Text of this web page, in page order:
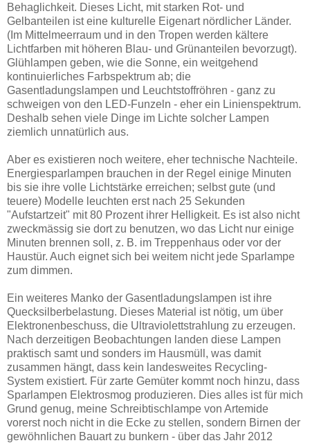
Behaglichkeit. Dieses Licht, mit starken Rot- und
Gelbanteilen ist eine kulturelle Eigenart nördlicher Länder.
(Im Mittelmeerraum und in den Tropen werden kältere
Lichtfarben mit höheren Blau- und Grünanteilen bevorzugt).
Glühlampen geben, wie die Sonne, ein weitgehend
kontinuierliches Farbspektrum ab; die
Gasentladungslampen und Leuchtstoffröhren - ganz zu
schweigen von den LED-Funzeln - eher ein Linienspektrum.
Deshalb sehen viele Dinge im Lichte solcher Lampen
ziemlich unnatürlich aus.
Aber es existieren noch weitere, eher technische Nachteile.
Energiesparlampen brauchen in der Regel einige Minuten
bis sie ihre volle Lichtstärke erreichen; selbst gute (und
teuere) Modelle leuchten erst nach 25 Sekunden
"Aufstartzeit" mit 80 Prozent ihrer Helligkeit. Es ist also nicht
zweckmässig sie dort zu benutzen, wo das Licht nur einige
Minuten brennen soll, z. B. im Treppenhaus oder vor der
Haustür. Auch eignet sich bei weitem nicht jede Sparlampe
zum dimmen.
Ein weiteres Manko der Gasentladungslampen ist ihre
Quecksilberbelastung. Dieses Material ist nötig, um über
Elektronenbeschuss, die Ultraviolettstrahlung zu erzeugen.
Nach derzeitigen Beobachtungen landen diese Lampen
praktisch samt und sonders im Hausmüll, was damit
zusammen hängt, dass kein landesweites Recycling-
System existiert. Für zarte Gemüter kommt noch hinzu, dass
Sparlampen Elektrosmog produzieren. Dies alles ist für mich
Grund genug, meine Schreibtischlampe von Artemide
vorerst noch nicht in die Ecke zu stellen, sondern Birnen der
gewöhnlichen Bauart zu bunkern - über das Jahr 2012